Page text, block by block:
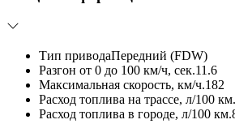
Тип приводаПередний (FDW)
Разгон от 0 до 100 км/ч, сек.11.6
Максимальная скорость, км/ч.182
Расход топлива на трассе, л/100 км.
Расход топлива в городе, л/100 км.